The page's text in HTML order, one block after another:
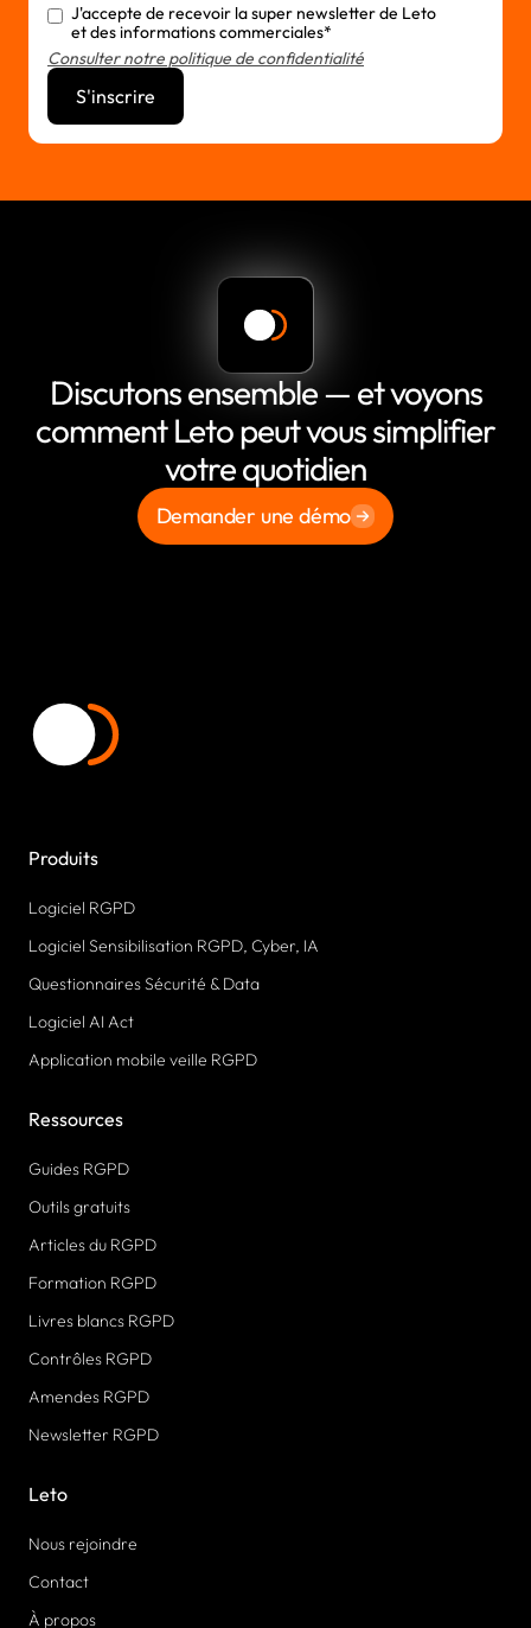
J'accepte de recevoir la super newsletter de Leto
et des informations commerciales*
Consulter notre politique de confidentialité
Discutons ensemble — et voyons
comment Leto peut vous simplifier
votre quotidien
Demander une démo
Produits
Logiciel RGPD
Logiciel Sensibilisation RGPD, Cyber, IA
Questionnaires Sécurité & Data
Logiciel AI Act
Application mobile veille RGPD
Ressources
Guides RGPD
Outils gratuits
Articles du RGPD
Formation RGPD
Livres blancs RGPD
Contrôles RGPD
Amendes RGPD
Newsletter RGPD
Leto
Nous rejoindre
Contact
À propos